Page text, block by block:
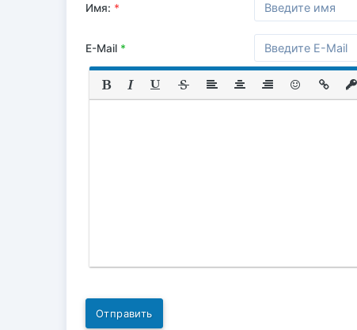
Имя: *
E-Mail *
Отправить